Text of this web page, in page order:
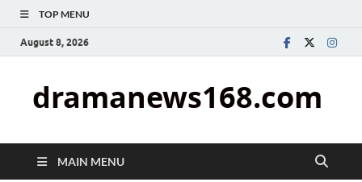
TOP MENU
August 8, 2026
dramanews168.com
MAIN MENU